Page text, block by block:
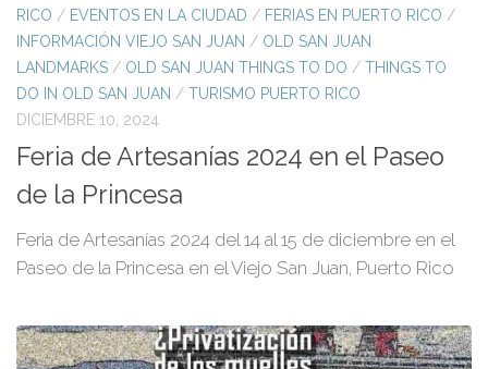
RICO / EVENTOS EN LA CIUDAD / FERIAS EN PUERTO RICO /
INFORMACIÓN VIEJO SAN JUAN / OLD SAN JUAN
LANDMARKS / OLD SAN JUAN THINGS TO DO / THINGS TO
DO IN OLD SAN JUAN / TURISMO PUERTO RICO
DICIEMBRE 10, 2024
Feria de Artesanías 2024 en el Paseo
de la Princesa
Feria de Artesanías 2024 del 14 al 15 de diciembre en el
Paseo de la Princesa en el Viejo San Juan, Puerto Rico